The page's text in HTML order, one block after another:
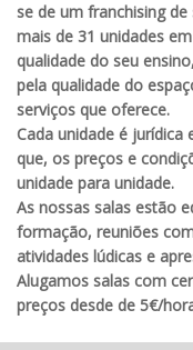
se de um franchising
mais de 31 unidades
qualidade do seu
pela qualidade do
serviços que oferece.
Cada unidade é
que, os preços e
unidade para unidade.
As nossas salas estão
formação, reuniões
atividades lúdicas e
Alugamos salas com
preços desde de 5€/